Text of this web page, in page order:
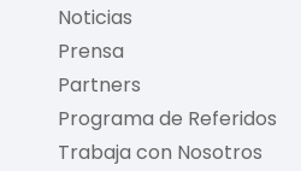
Noticias
Prensa
Partners
Programa de Referidos
Trabaja con Nosotros